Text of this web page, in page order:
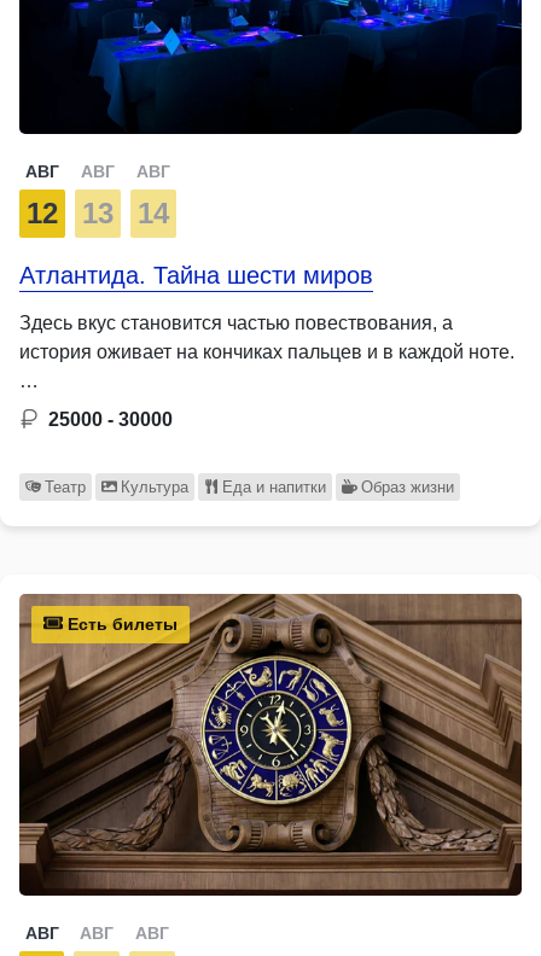
АВГ
12
АВГ
13
АВГ
14
Атлантида. Тайна шести миров
Здесь вкус становится частью повествования, а
история оживает на кончиках пальцев и в каждой ноте.
…
25000 - 30000
Театр Культура Еда и напитки Образ жизни
Есть билеты
АВГ АВГ АВГ